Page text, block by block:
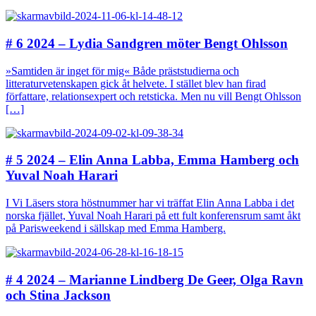
# 6 2024 – Lydia Sandgren möter Bengt Ohlsson
»Samtiden är inget för mig« Både präststudierna och
litteraturvetenskapen gick åt helvete. I stället blev han firad
författare, relationsexpert och retsticka. Men nu vill Bengt Ohlsson
[…]
# 5 2024 – Elin Anna Labba, Emma Hamberg och
Yuval Noah Harari
I Vi Läsers stora höstnummer har vi träffat Elin Anna Labba i det
norska fjället, Yuval Noah Harari på ett fult konferensrum samt åkt
på Parisweekend i sällskap med Emma Hamberg.
# 4 2024 – Marianne Lindberg De Geer, Olga Ravn
och Stina Jackson